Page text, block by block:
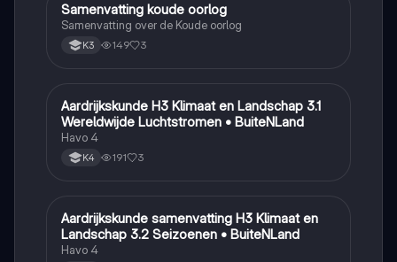
Geschiedenis
Samenvatting koude oorlog
Samenvatting over de Koude oorlog
K3 149 3
Aardrijkskunde
Aardrijkskunde H3 Klimaat en Landschap 3.1
Wereldwijde Luchtstromen • BuiteNLand
Havo 4
K4 191 3
Aardrijkskunde
Aardrijkskunde samenvatting H3 Klimaat en
Landschap 3.2 Seizoenen • BuiteNLand
Havo 4